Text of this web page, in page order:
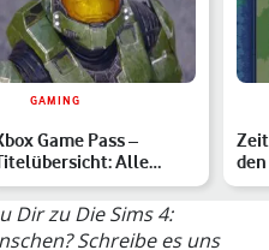
GAMING
Game Pass –
Alle
Spiele im
…
Die
Dir zu Die Sims 4:
Schreibe es uns